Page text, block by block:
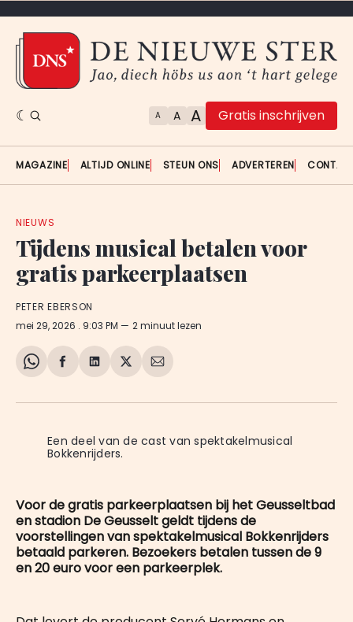
A A A Gratis inschrijven
MAGAZINE ALTIJD ONLINE STEUN ONS ADVERTEREN
NIEUWS
Tijdens musical betalen voor
gratis parkeerplaatsen
PETER EBERSON
mei 29, 2026 . 9:03 PM 2 minuut lezen
Share
WhatsApp
Delen
Facebook
Delen
LinkedIn
Share
X
Deel
E-
Een deel van de cast van spektakelmusical
Bokkenrijders.
Voor de gratis parkeerplaatsen bij het Geusseltbad
en stadion De Geusselt geldt tijdens de
voorstellingen van spektakelmusical Bokkenrijders
betaald parkeren. Bezoekers betalen tussen de 9
en 20 euro voor een parkeerplek.